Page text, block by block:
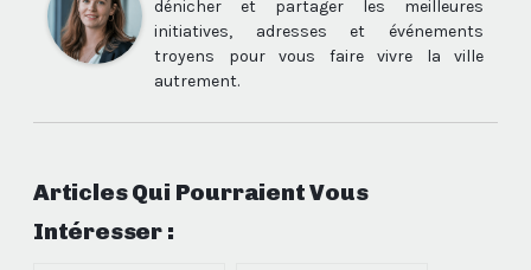
dénicher et partager les meilleures
initiatives, adresses et événements
troyens pour vous faire vivre la ville
autrement.
Articles Qui Pourraient Vous
Intéresser :